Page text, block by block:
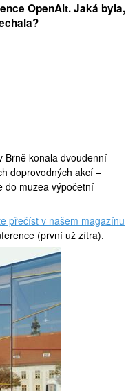
OpenAlt. Jaká byla,
Brně konala dvoudenní
doprovodných akcí –
do muzea výpočetní
přečíst v našem magazínu
(první už zítra).